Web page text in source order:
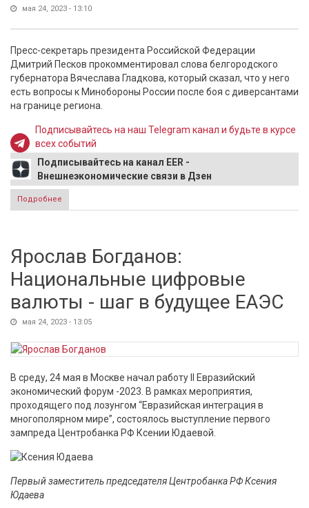
мая 24, 2023 - 13:10
Пресс-секретарь президента Российской Федерации
Дмитрий Песков прокомментировал слова белгородского
губернатора Вячеслава Гладкова, который сказал, что у него
есть вопросы к Минобороны России после боя с диверсантами
на границе региона.
Подписывайтесь на наш Telegram канал и будьте в курсе
всех событий
Подписывайтесь на канал EER -
Внешнеэкономические связи в Дзен
Подробнее
Белгородской области о вопросах к Минобороны
Ярослав Богданов:
Национальные цифровые
валюты - шаг в будущее ЕАЭС
мая 24, 2023 - 13:05
В среду, 24 мая в Москве начал работу II Евразийский
экономический форум -2023. В рамках мероприятия,
проходящего под лозунгом “Евразийская интеграция в
многополярном мире”, состоялось выступление первого
зампреда Центробанка РФ Ксении Юдаевой.
Первый заместитель председателя Центробанка РФ Ксения
Юдаева